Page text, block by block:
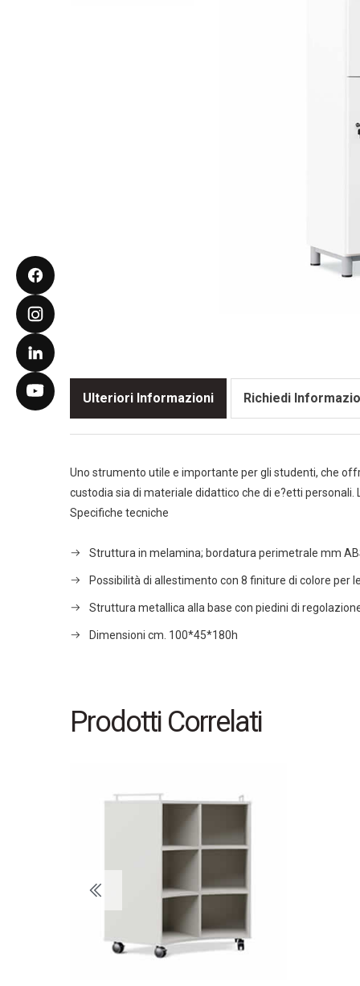
Ulteriori Informazioni Richiedi
Uno strumento utile e importante per gli studenti, che
custodia sia di materiale didattico che di e?etti
Specifiche tecniche
Struttura in melamina; bordatura perimetrale mm
Possibilità di allestimento con 8 finiture di colore per
Struttura metallica alla base con piedini di
Dimensioni cm. 100*45*180h
Prodotti Correlati